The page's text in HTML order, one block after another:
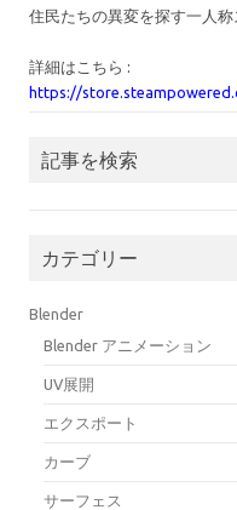
住民たちの異変を探す一人称
詳細はこちら :
https://
記事を検索
カテゴリー
Blender
Blender アニメーション
UV展開
エクスポート
カーブ
サーフェス